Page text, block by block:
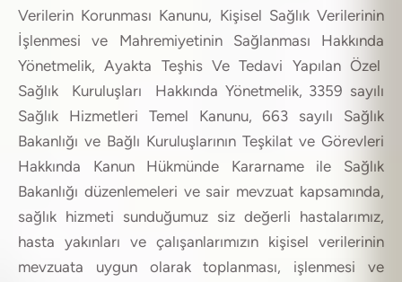
Verilerin Korunması Kanunu, Kişisel Sağlık Verilerinin
İşlenmesi ve Mahremiyetinin Sağlanması Hakkında
Yönetmelik, Ayakta Teşhis Ve Tedavi Yapılan Özel
Sağlık Kuruluşları Hakkında Yönetmelik, 3359 sayılı
Sağlık Hizmetleri Temel Kanunu, 663 sayılı Sağlık
Bakanlığı ve Bağlı Kuruluşlarının Teşkilat ve Görevleri
Hakkında Kanun Hükmünde Kararname ile Sağlık
Bakanlığı düzenlemeleri ve sair mevzuat kapsamında,
sağlık hizmeti sunduğumuz siz değerli hastalarımız,
hasta yakınları ve çalışanlarımızın kişisel verilerinin
mevzuata uygun olarak toplanması, işlenmesi ve